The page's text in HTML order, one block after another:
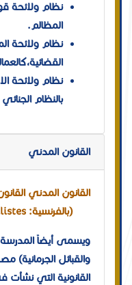
نظام ولائحة
المظالم.
نظام ولائحة
نظام ولائحة
بالنظام
القانون المدني
(بالفرنسية: droits de tradition civilistes )
ويسمى أيضاً المدرسة
والقبائل
القانونية التي نشأت